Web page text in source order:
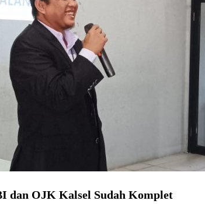
dan OJK Kalsel Sudah Komplet